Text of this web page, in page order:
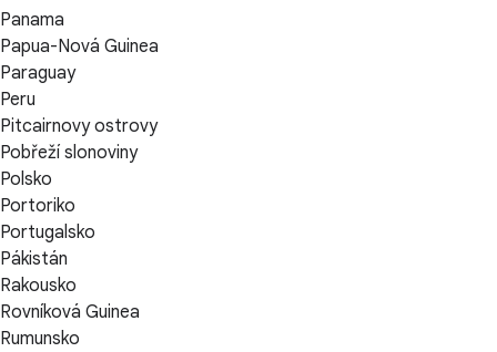
Panama
Papua-Nová Guinea
Paraguay
Peru
Pitcairnovy ostrovy
Pobřeží slonoviny
Polsko
Portoriko
Portugalsko
Pákistán
Rakousko
Rovníková Guinea
Rumunsko